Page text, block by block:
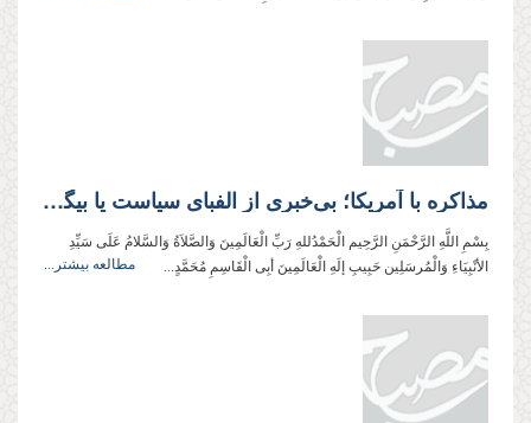
مذاکره با آمریکا؛ بی‌خبری از الفبای سیاست یا بیگانگی با الفبای غیرت؟!
بِسْمِ اللَّهِ الرَّحْمَنِ الرَّحِیم الْحَمْدُللهِ رَبِّ الْعَالَمِینَ وَالصَّلاَةُ وَالسَّلامُ عَلَی سَیِّدِ
الأنْبِیَاءِ وَالْمُرسَلِین حَبِیبِ إلَهِ الْعَالَمِینَ أبِی الْقَاسِمِ مُحَمَّدٍ...
مطالعه بیشتر...